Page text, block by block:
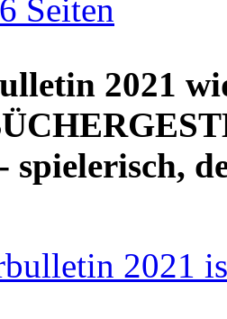
Seiten
2021
spielerisch,
2021